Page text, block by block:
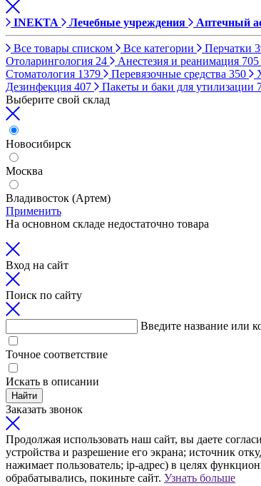
INEKTA Лечебные учреждения Аптечный
Все товары списком Все категории Перчатки
Отоларингология 24 Анестезия и реанимация 705
Стоматология 1379 Перевязочные средства 350
Дезинфекция 407 Пакеты и баки для утилизации
Выберите свой склад
Новосибирск
Москва
Владивосток (Артем)
Применить
На основном складе недостаточно товара
Вход на сайт
Поиск по сайту
Введите название или
Точное соответствие
Искать в описании
Найти
Заказать звонок
Продолжая использовать наш сайт, вы даете
устройства и разрешение его экрана; источник
нажимает пользователь; ip-адрес) в целях
обрабатывались, покиньте сайт. Узнать больше